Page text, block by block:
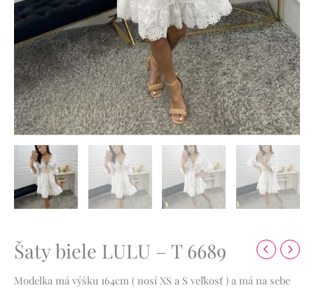
Šaty biele LULU – T 6689
Modelka má výšku 164cm ( nosí XS a S veľkosť ) a má na sebe